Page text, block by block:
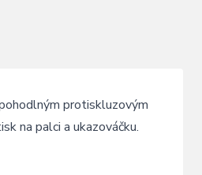
protiskluzovým
na palci a ukazováčku.